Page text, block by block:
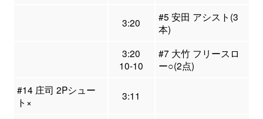
3:20
#5 安田 アシスト(3
本)
3:20
10-10
#7 大竹 フリースロ
ー○(2点)
#14 庄司 2Pシュー
ト×
3:11